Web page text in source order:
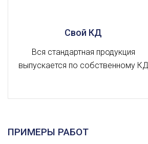
Свой КД
Вся стандартная продукция
выпускается по собственному КД
ПРИМЕРЫ РАБОТ